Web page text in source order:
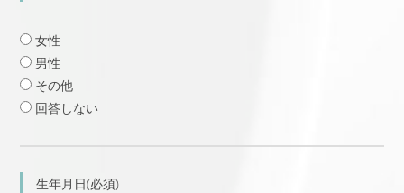
女性
男性
その他
回答しない
生年月日(必須)